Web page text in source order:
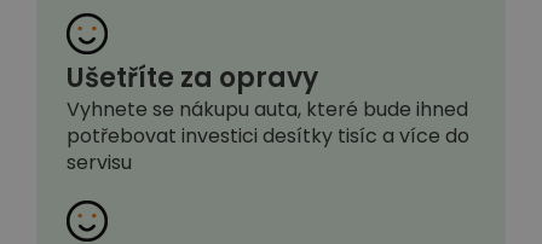
Ušetříte za opravy
Vyhnete se nákupu auta, které bude ihned
potřebovat investici desítky tisíc a více do
servisu